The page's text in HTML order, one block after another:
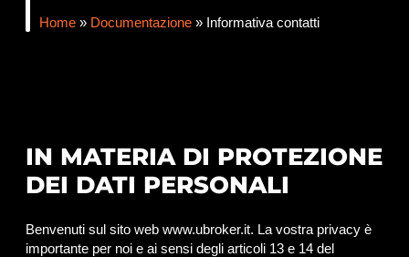
Home » Documentazione » Informativa contatti
IN MATERIA DI PROTEZIONE
DEI DATI PERSONALI
Benvenuti sul sito web www.ubroker.it. La vostra privacy è
importante per noi e ai sensi degli articoli 13 e 14 del